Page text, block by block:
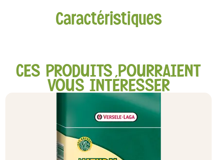
Caractéristiques
CES PRODUITS POURRAIENT
VOUS INTÉRESSER